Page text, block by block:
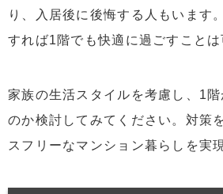
り、入居後に後悔する人もいます
すれば1階でも快適に過ごすことは
家族の生活スタイルを考慮し、1
のか検討してみてください。対策
スフリーなマンション暮らしを実